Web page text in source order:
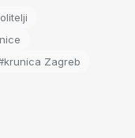
Zagreb